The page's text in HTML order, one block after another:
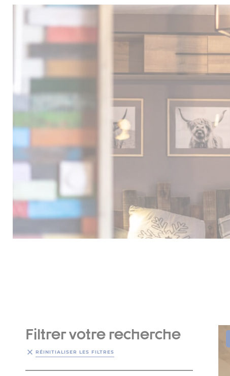
Filtrer votre recherche
RÉINITIALISER LES FILTRES